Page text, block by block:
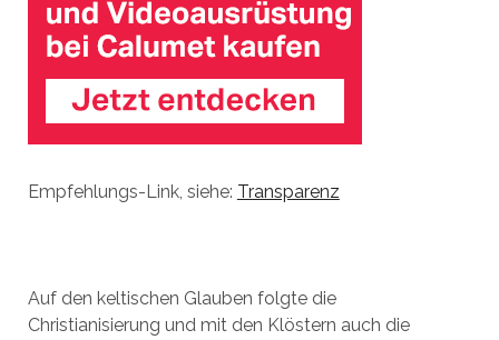
Empfehlungs-Link, siehe: Transparenz
Auf den keltischen Glauben folgte die
Christianisierung und mit den Klöstern auch die